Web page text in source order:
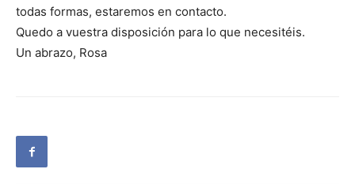
todas formas, estaremos en contacto.
Quedo a vuestra disposición para lo que necesitéis.
Un abrazo, Rosa